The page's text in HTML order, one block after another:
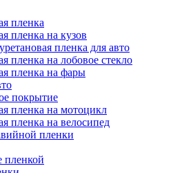
пленка
пленка на кузов
пленка для авто
пленка на лобовое стекло
пленка на фары
покрытие
пленка на мотоцикл
пленка на велосипед
пленки
пленкой